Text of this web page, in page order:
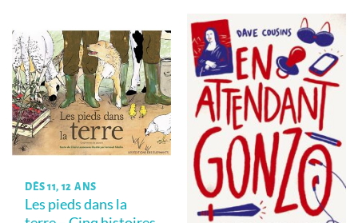
DÈS 11, 12 ANS
Les pieds dans la